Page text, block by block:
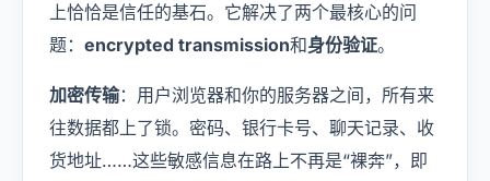
上恰恰是信任的基石。它解决了两个最核心的问
题： encrypted transmission和身份验证。
加密传输：用户浏览器和你的服务器之间，所有来
往数据都上了锁。密码、银行卡号、聊天记录、收
货地址……这些敏感信息在路上不再是“裸奔”，即